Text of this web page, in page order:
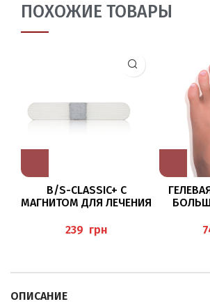
ПОХОЖИЕ ТОВАРЫ
B/S-CLASSIC+ С
МАГНИТОМ ДЛЯ ЛЕЧЕНИЯ
“CLASSIC+ SPANGEN
(MAGNET)”BAEHR
грн
ОПИСАНИЕ